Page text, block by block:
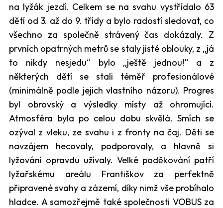
na lyžák jezdí. Celkem se na svahu vystřídalo 63
dětí od 3. až do 9. třídy a bylo radostí sledovat, co
všechno za společně strávený čas dokázaly. Z
prvních opatrných metrů se staly jisté oblouky, z „já
to nikdy nesjedu“ bylo „ještě jednou!“ a z
některých dětí se stali téměř profesionálové
(minimálně podle jejich vlastního názoru). Progres
byl obrovský a výsledky místy až ohromující.
Atmosféra byla po celou dobu skvělá. Smích se
ozýval z vleku, ze svahu i z fronty na čaj. Děti se
navzájem hecovaly, podporovaly, a hlavně si
lyžování opravdu užívaly. Velké poděkování patří
lyžařskému areálu Františkov za perfektně
připravené svahy a zázemí, díky nimž vše probíhalo
hladce. A samozřejmě také společnosti VOBUS za